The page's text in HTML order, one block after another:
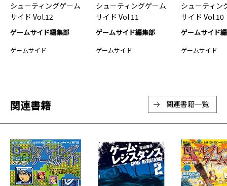
シューティングゲーム
サイド Vol.12
ゲームサイド編集部
ゲームサイド
シューティングゲーム
サイド Vol.11
ゲームサイド編集部
ゲームサイド
シューティン
サイド Vol.10
ゲームサイド
ゲームサイド
関連書籍 関連書籍一覧